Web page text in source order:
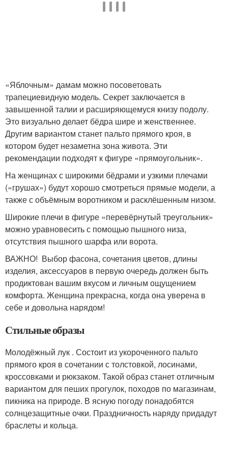
«Яблочным» дамам можно посоветовать
трапециевидную модель. Секрет заключается в
завышенной талии и расширяющемуся книзу подолу.
Это визуально делает бёдра шире и женственнее.
Другим вариантом станет пальто прямого кроя, в
котором будет незаметна зона живота. Эти
рекомендации подходят к фигуре «прямоугольник».
На женщинах с широкими бёдрами и узкими плечами
(«грушах») будут хорошо смотреться прямые модели, а
также с объёмным воротником и расклёшенным низом.
Широкие плечи в фигуре «перевёрнутый треугольник»
можно уравновесить с помощью пышного низа,
отсутствия пышного шарфа или ворота.
ВАЖНО! Выбор фасона, сочетания цветов, длины
изделия, аксессуаров в первую очередь должен быть
продиктован вашим вкусом и личным ощущением
комфорта. Женщина прекрасна, когда она уверена в
себе и довольна нарядом!
Стильные образы
Молодёжный лук . Состоит из укороченного пальто
прямого кроя в сочетании с толстовкой, лосинами,
кроссовками и рюкзаком. Такой образ станет отличным
вариантом для пеших прогулок, походов по магазинам,
пикника на природе. В ясную погоду понадобятся
солнцезащитные очки. Праздничность наряду придадут
браслеты и кольца.